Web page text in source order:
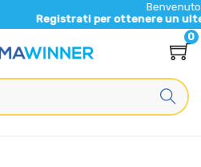
Benvenuto nel
Registrati per ottenere un ulteriore
0